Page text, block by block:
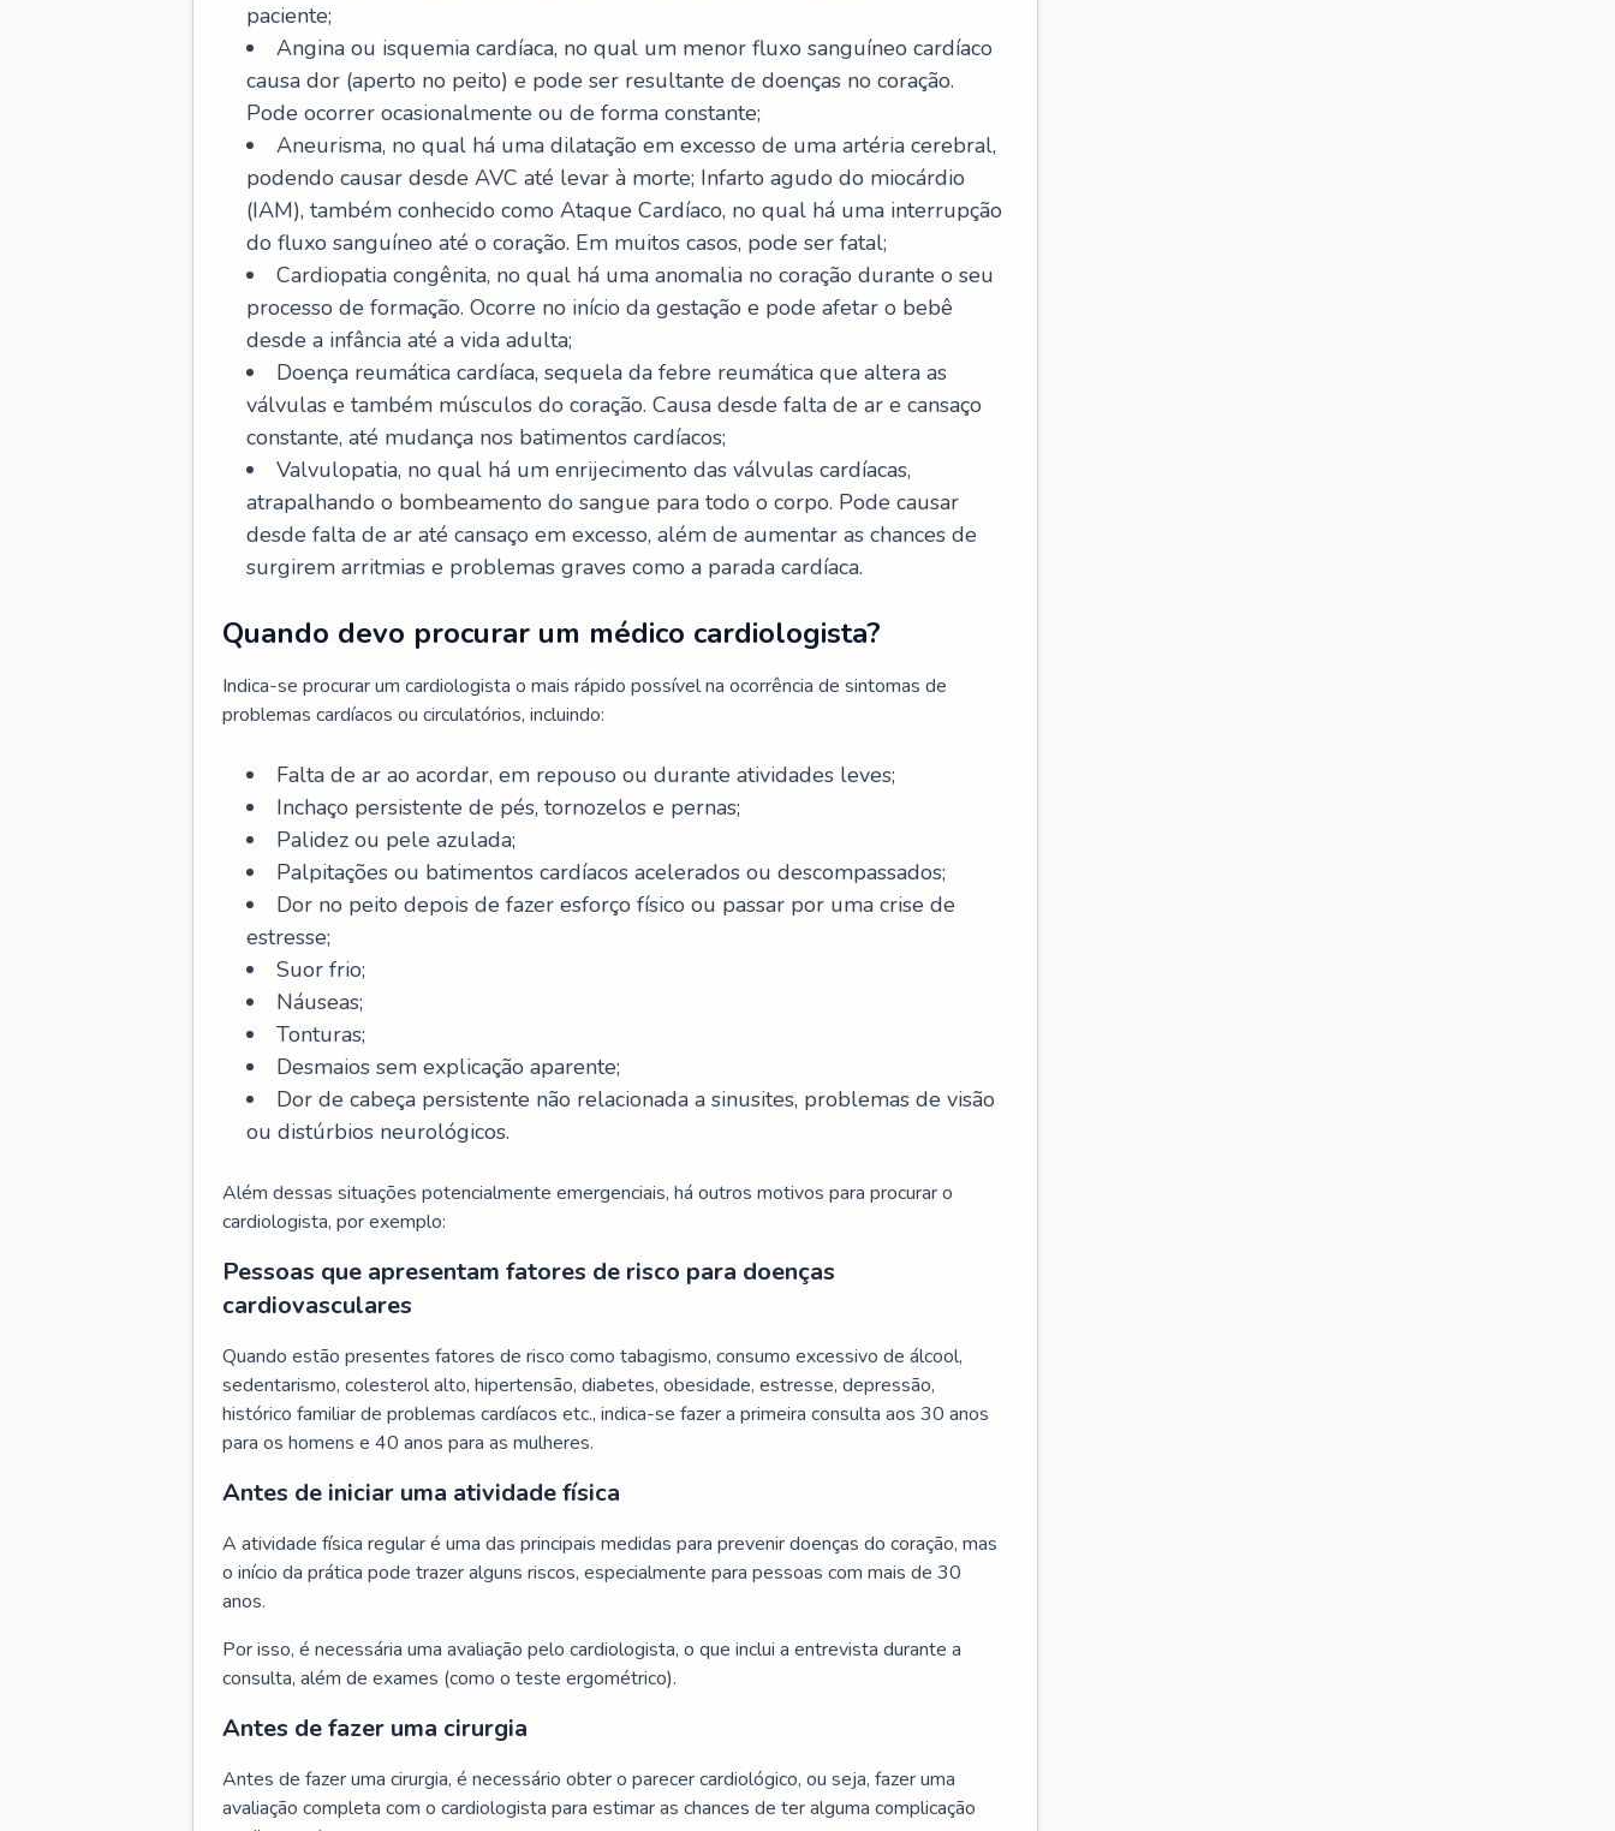
paciente;
Angina ou isquemia cardíaca, no qual um menor fluxo sanguíneo cardíaco
causa dor (aperto no peito) e pode ser resultante de doenças no coração.
Pode ocorrer ocasionalmente ou de forma constante;
Aneurisma, no qual há uma dilatação em excesso de uma artéria cerebral,
podendo causar desde AVC até levar à morte; Infarto agudo do miocárdio
(IAM), também conhecido como Ataque Cardíaco, no qual há uma interrupção
do fluxo sanguíneo até o coração. Em muitos casos, pode ser fatal;
Cardiopatia congênita, no qual há uma anomalia no coração durante o seu
processo de formação. Ocorre no início da gestação e pode afetar o bebê
desde a infância até a vida adulta;
Doença reumática cardíaca, sequela da febre reumática que altera as
válvulas e também músculos do coração. Causa desde falta de ar e cansaço
constante, até mudança nos batimentos cardíacos;
Valvulopatia, no qual há um enrijecimento das válvulas cardíacas,
atrapalhando o bombeamento do sangue para todo o corpo. Pode causar
desde falta de ar até cansaço em excesso, além de aumentar as chances de
surgirem arritmias e problemas graves como a parada cardíaca.
Quando devo procurar um médico cardiologista?
Indica-se procurar um cardiologista o mais rápido possível na ocorrência de sintomas de
problemas cardíacos ou circulatórios, incluindo:
Falta de ar ao acordar, em repouso ou durante atividades leves;
Inchaço persistente de pés, tornozelos e pernas;
Palidez ou pele azulada;
Palpitações ou batimentos cardíacos acelerados ou descompassados;
Dor no peito depois de fazer esforço físico ou passar por uma crise de
estresse;
Suor frio;
Náuseas;
Tonturas;
Desmaios sem explicação aparente;
Dor de cabeça persistente não relacionada a sinusites, problemas de visão
ou distúrbios neurológicos.
Além dessas situações potencialmente emergenciais, há outros motivos para procurar o
cardiologista, por exemplo:
Pessoas que apresentam fatores de risco para doenças
cardiovasculares
Quando estão presentes fatores de risco como tabagismo, consumo excessivo de álcool,
sedentarismo, colesterol alto, hipertensão, diabetes, obesidade, estresse, depressão,
histórico familiar de problemas cardíacos etc., indica-se fazer a primeira consulta aos 30 anos
para os homens e 40 anos para as mulheres.
Antes de iniciar uma atividade física
A atividade física regular é uma das principais medidas para prevenir doenças do coração, mas
o início da prática pode trazer alguns riscos, especialmente para pessoas com mais de 30
anos.
Por isso, é necessária uma avaliação pelo cardiologista, o que inclui a entrevista durante a
consulta, além de exames (como o teste ergométrico).
Antes de fazer uma cirurgia
Antes de fazer uma cirurgia, é necessário obter o parecer cardiológico, ou seja, fazer uma
avaliação completa com o cardiologista para estimar as chances de ter alguma complicação